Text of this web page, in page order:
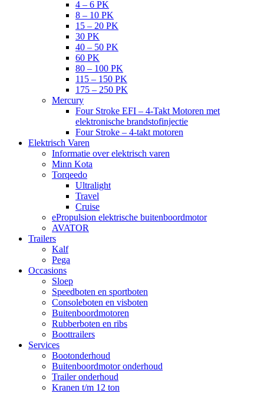
4 – 6 PK
8 – 10 PK
15 – 20 PK
30 PK
40 – 50 PK
60 PK
80 – 100 PK
115 – 150 PK
175 – 250 PK
Mercury
Four Stroke EFI – 4-Takt Motoren met
elektronische brandstofinjectie
Four Stroke – 4-takt motoren
Elektrisch Varen
Informatie over elektrisch varen
Minn Kota
Torqeedo
Ultralight
Travel
Cruise
ePropulsion elektrische buitenboordmotor
AVATOR
Trailers
Kalf
Pega
Occasions
Sloep
Speedboten en sportboten
Consoleboten en visboten
Buitenboordmotoren
Rubberboten en ribs
Boottrailers
Services
Bootonderhoud
Buitenboordmotor onderhoud
Trailer onderhoud
Kranen t/m 12 ton